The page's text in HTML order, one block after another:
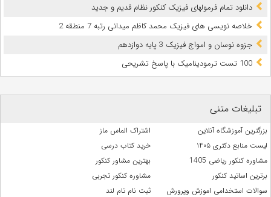
دانلود تمام فرمولهای فیزیک کنکور نظام قدیم و جدید
خلاصه نویسی های فیزیک محمد کاظم میدانی رتبه 7 منطقه 2
جزوه نوسان و امواج فیزیک 3 پایه دوازدهم
100 تست ترمودینامیک با پاسخ تشریحی‎
تبلیغات متنی
بزرگترین آموزشگاه آنلاین
اشتراک الماس ماز
لیست منابع دکتری ۱۴۰۵
خرید کتاب درسی
مشاوره کنکور ریاضی 1405
بهترین مشاور کنکور
برترین اساتید کنکور
مشاوره کنکور تجربی
سوالات استخدامی اموزش وپرورش
ثبت نام تام لند